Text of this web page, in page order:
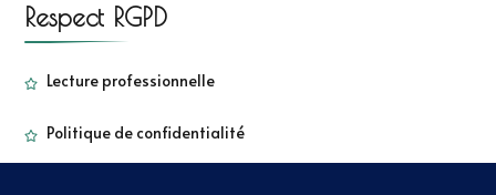
Respect RGPD
Lecture professionnelle
Politique de confidentialité